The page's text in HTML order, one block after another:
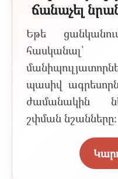
ճանաչել
Եթե
պասիվ
ժամանակին
շփման նշանները։